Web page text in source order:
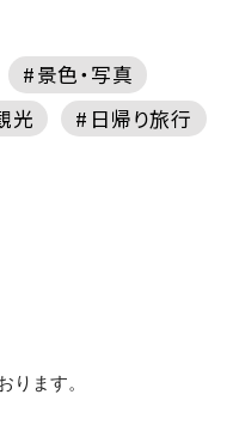
景色・写真
光
日帰り旅行
ります。